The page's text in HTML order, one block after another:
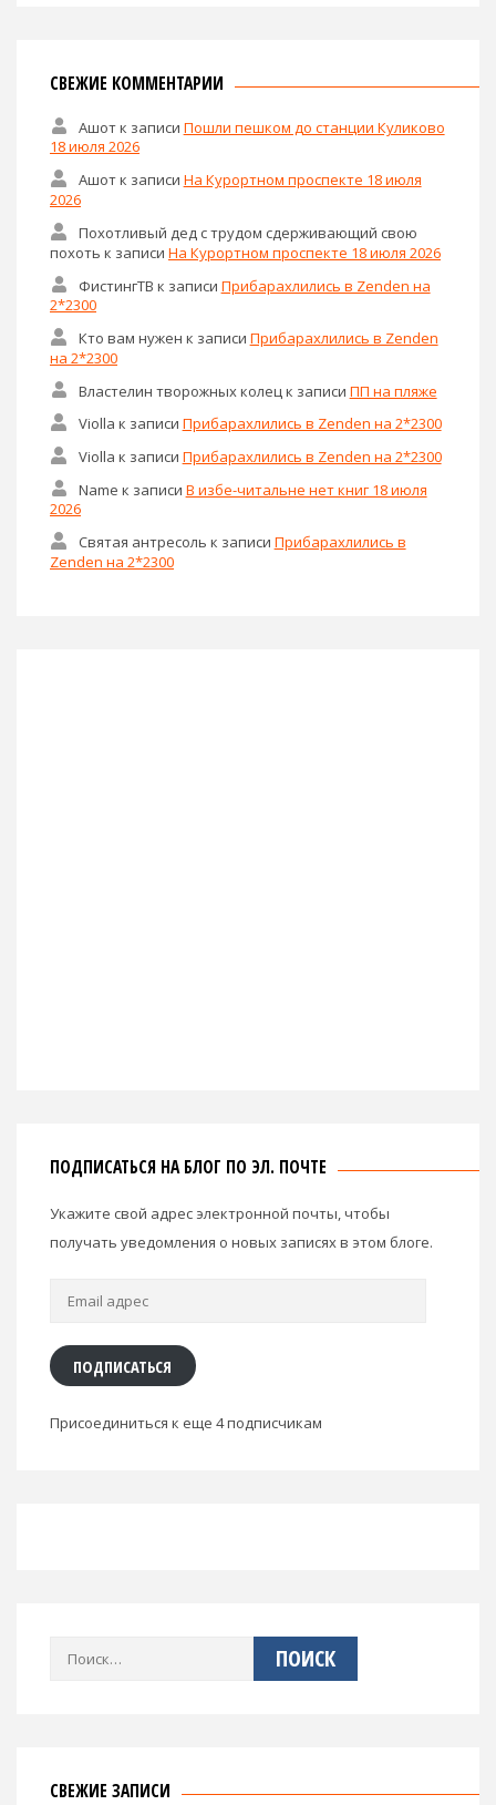
СВЕЖИЕ КОММЕНТАРИИ
Ашотк записи Пошли пешком до станции Куликово
18 июля 2026
Ашотк записи На Курортном проспекте 18 июля
2026
Похотливый дед с трудом сдерживающий свою
похоть к записи На Курортном проспекте 18 июля 2026
ФистингТВ к записи Прибарахлились в Zenden на
2*2300
Кто вам нужен к записи Прибарахлились в Zenden
на 2*2300
Властелин творожных колец к записи ПП на пляже
Violla к записи Прибарахлились в Zenden на 2*2300
Violla к записи Прибарахлились в Zenden на 2*2300
Name к записи В избе-читальне нет книг 18 июля
2026
Святая антресоль к записи Прибарахлились в
Zenden на 2*2300
ПОДПИСАТЬСЯ НА БЛОГ ПО ЭЛ. ПОЧТЕ
Укажите свой адрес электронной почты, чтобы
получать уведомления о новых записях в этом блоге.
Email
ПОДПИСАТЬСЯ
Присоединиться к еще 4 подписчикам
Найти:
СВЕЖИЕ ЗАПИСИ